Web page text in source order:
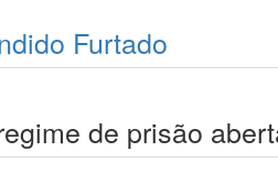
Furtado
de prisão